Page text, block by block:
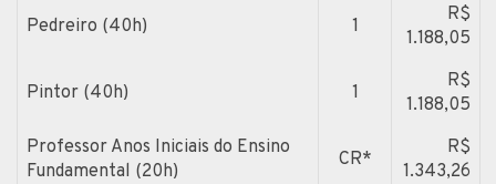
Pedreiro (40h) 1
R$
1.188,05
Pintor (40h) 1
R$
1.188,05
Professor Anos Iniciais do Ensino
Fundamental (20h)
CR*
R$
1.343,26